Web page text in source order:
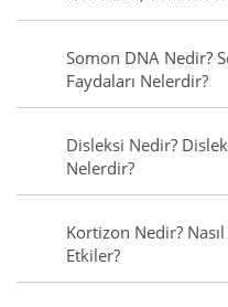
Somon DNA Nedir?
Faydaları Nelerdir?
Disleksi Nedir?
Nelerdir?
Kortizon Nedir?
Etkiler?